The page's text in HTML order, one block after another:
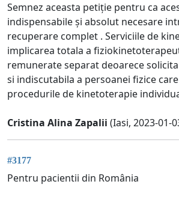
Semnez aceasta petiție pentru ca
indispensabile și absolut necesare
recuperare complet . Serviciile de
implicarea totala a
remunerate separat deoarece
si indiscutabila a persoanei fizice
procedurile de kinetoterapie
Cristina Alina Zapalii (Iasi, 2023-01-
#3177
Pentru pacientii din România